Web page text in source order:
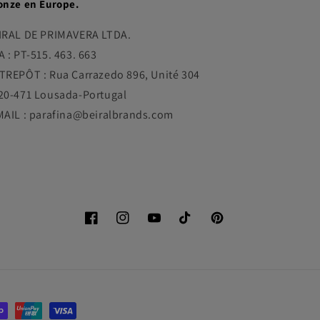
en Europe.
DE PRIMAVERA LTDA.
: PT-515. 463. 663
: Rua Carrazedo 896, Unité 304
471 Lousada-Portugal
: parafina@beiralbrands.com
FacebookInstagramYouTubeTikTok Pinterest